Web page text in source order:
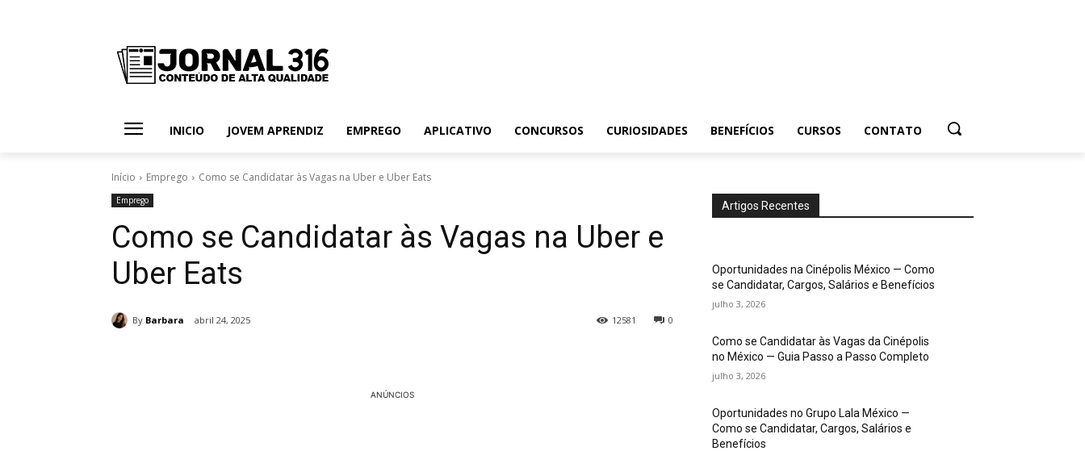
INICIO JOVEM APRENDIZ EMPREGO APLICATIVO CONCURSOS CURIOSIDADES BENEFÍCIOS CURSOS CONTATO
Início Emprego Como se Candidatar às Vagas na Uber e Uber Eats
Emprego
Como se Candidatar às Vagas na Uber e
Uber Eats
By Barbara abril 24, 2025 0
12581
ANÚNCIOS
Artigos Recentes
Oportunidades na Cinépolis México — Como
se Candidatar, Cargos, Salários e Benefícios
julho 3, 2026
Como se Candidatar às Vagas da Cinépolis
no México — Guia Passo a Passo Completo
julho 3, 2026
Oportunidades no Grupo Lala México —
Como se Candidatar, Cargos, Salários e
Benefícios